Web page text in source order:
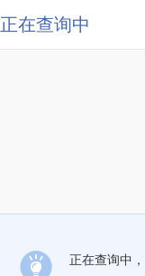
正在查询中
正在查询中